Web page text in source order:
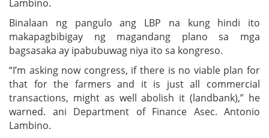
Lambino.
Binalaan ng pangulo ang LBP na kung hindi ito
makapagbibigay ng magandang plano sa mga
bagsasaka ay ipabubuwag niya ito sa kongreso.
“I’m asking now congress, if there is no viable plan for
that for the farmers and it is just all commercial
transactions, might as well abolish it (landbank),” he
warned. ani Department of Finance Asec. Antonio
Lambino.